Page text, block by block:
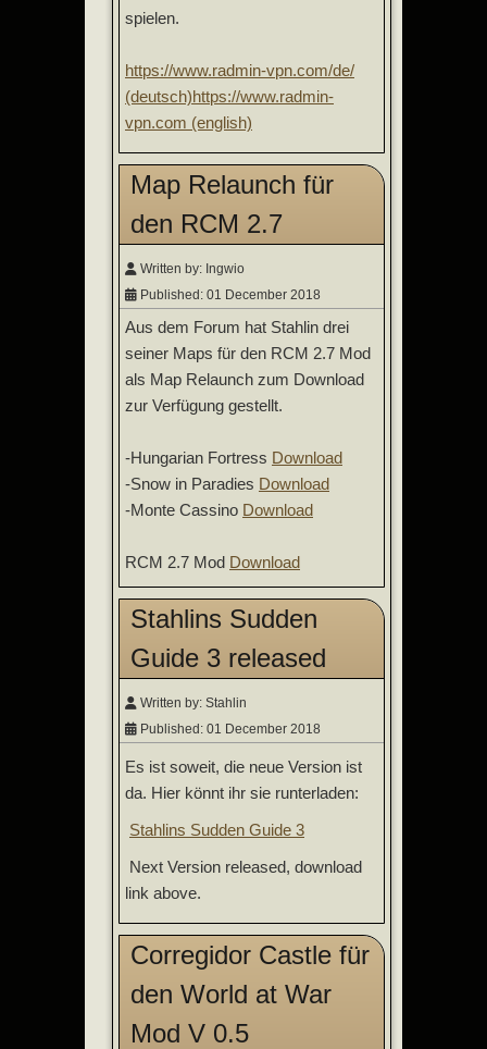
spielen.
https://www.radmin-vpn.com/de/
(deutsch)https://www.radmin-
vpn.com (english)
Map Relaunch für
den RCM 2.7
Written by: Ingwio
Published: 01 December 2018
Aus dem Forum hat Stahlin drei
seiner Maps für den RCM 2.7 Mod
als Map Relaunch zum Download
zur Verfügung gestellt.
-Hungarian Fortress Download
-Snow in Paradies Download
-Monte Cassino Download
RCM 2.7 Mod Download
Stahlins Sudden
Guide 3 released
Written by: Stahlin
Published: 01 December 2018
Es ist soweit, die neue Version ist
da. Hier könnt ihr sie runterladen:
Stahlins Sudden Guide 3
Next Version released, download
link above.
Corregidor Castle für
den World at War
Mod V 0.5